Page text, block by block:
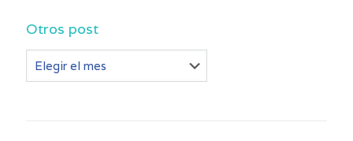
Otros post
post